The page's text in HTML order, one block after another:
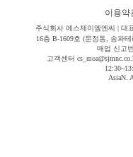
이용약
주식회사 에스제이엠엔씨 | 대
16층 B-1609호 (문정동, 송파
매업 신고
고객센터
AsiaN.